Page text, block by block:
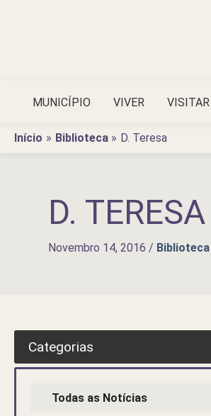
MUNICÍPIO VIVER VISITAR
Início Biblioteca D. Teresa
D. TERESA
Novembro 14, 2016 / Biblioteca
Categorias
Todas as Notícias